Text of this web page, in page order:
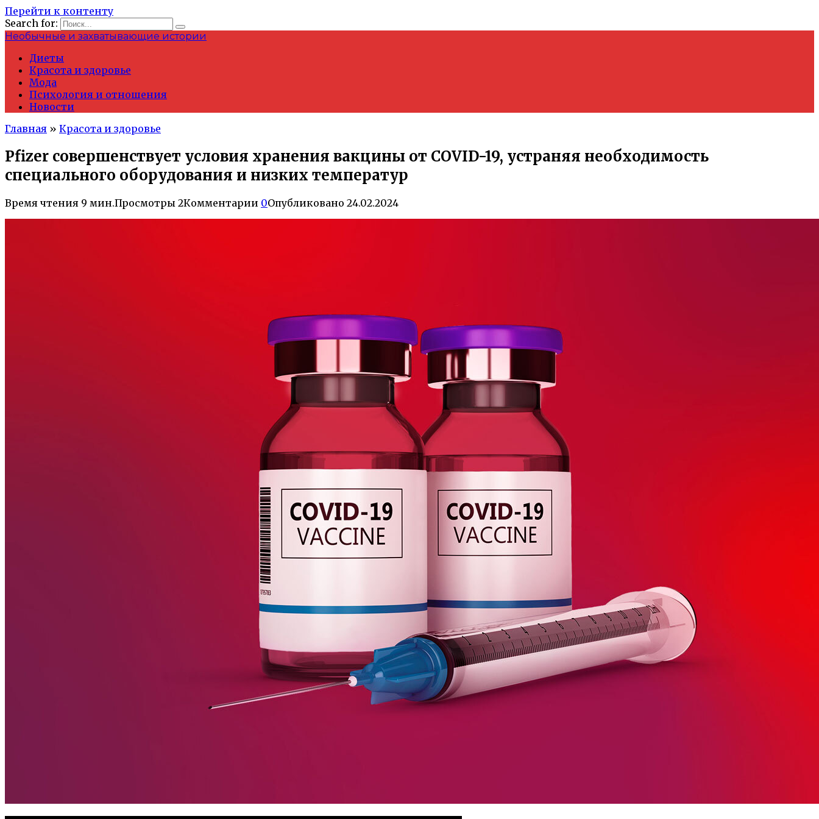
Перейти к контенту
Search for:
Необычные и захватывающие истории
Диеты
Красота и здоровье
Мода
Психология и отношения
Новости
Главная » Красота и здоровье
Pfizer совершенствует условия хранения вакцины от COVID-19, устраняя необходимость
специального оборудования и низких температур
Время чтения 9 мин.Просмотры 2Комментарии 0Опубликовано 24.02.2024